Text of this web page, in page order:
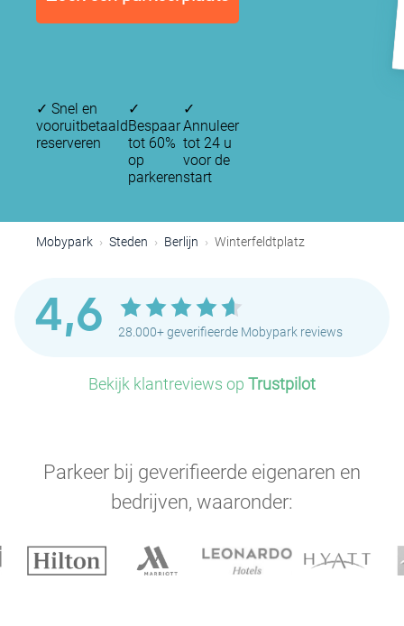
✓ Snel en
vooruitbetaald
reserveren
✓
Bespaar
tot 60%
op
parkeren
✓
Annuleer
tot 24 u
voor de
start
Mobypark Steden Berlijn Winterfeldtplatz
4,6 28.000+ geverifieerde Mobypark reviews
Bekijk klantreviews op Trustpilot
Parkeer bij geverifieerde eigenaren en
bedrijven, waaronder: